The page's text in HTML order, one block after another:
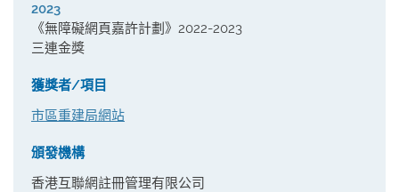
2023
《無障礙網頁嘉許計劃》2022-2023
三連金獎
獲獎者/項目
市區重建局網站
頒發機構
香港互聯網註冊管理有限公司